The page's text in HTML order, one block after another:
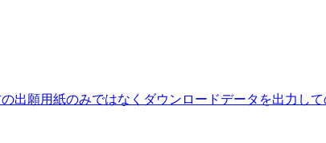
出願用紙のみではなくダウンロードデータを出力し